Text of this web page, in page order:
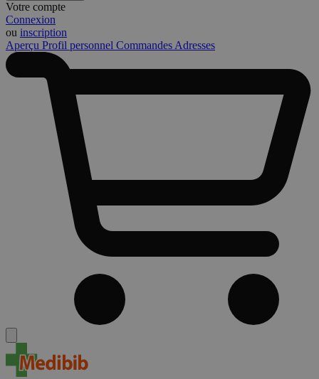
Votre compte
Connexion
ou inscription
Aperçu Profil personnel Commandes Adresses